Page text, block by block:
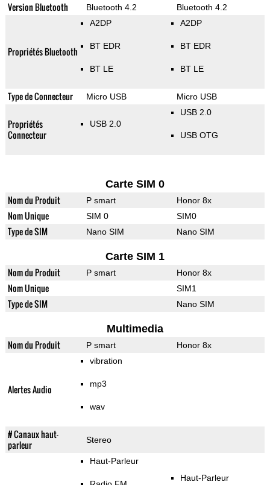
Version Bluetooth Bluetooth 4.2 Bluetooth 4.2
Propriétés Bluetooth
A2DP
BT EDR
BT LE
A2DP
BT EDR
BT LE
Type de Connecteur Micro USB Micro USB
Propriétés
Connecteur
USB 2.0
USB 2.0
USB OTG
Carte SIM 0
Nom du Produit P smart Honor 8x
Nom Unique SIM 0 SIM0
Type de SIM Nano SIM Nano SIM
Carte SIM 1
Nom du Produit P smart Honor 8x
Nom Unique SIM1
Type de SIM Nano SIM
Multimedia
Nom du Produit P smart Honor 8x
Alertes Audio
vibration
mp3
wav
# Canaux haut-
parleur
Stereo
Haut-Parleur
Haut-Parleur